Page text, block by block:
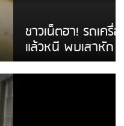
ยชนป้ายร้านโลงศพ
หวิดได้ใช้บริการ